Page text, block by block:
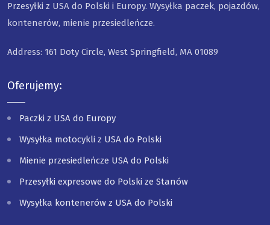
Przesyłki z USA do Polski i Europy. Wysyłka paczek, pojazdów,
kontenerów, mienie przesiedleńcze.
Address: 161 Doty Circle, West Springfield, MA 01089
Oferujemy:
Paczki z USA do Europy
Wysyłka motocykli z USA do Polski
Mienie przesiedleńcze USA do Polski
Przesyłki expresowe do Polski ze Stanów
Wysyłka kontenerów z USA do Polski